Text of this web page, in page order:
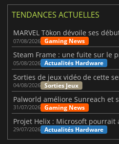
TENDANCES ACTUELLES
07/08/2026 Gaming News
05/08/2026 Actualités Hardware
04/08/2026 Sorties Jeux
Palworld améliore Sunreach et
31/07/2026 Gaming News
Projet Helix : Microsoft pourrait
29/07/2026 Actualités Hardware